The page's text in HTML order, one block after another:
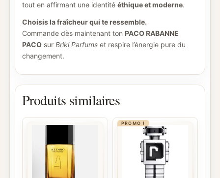
tout en affirmant une identité éthique et moderne.
Choisis la fraîcheur qui te ressemble.
Commande dès maintenant ton PACO RABANNE
PACO sur Briki Parfums et respire l’énergie pure du
changement.
Produits similaires
PROMO !